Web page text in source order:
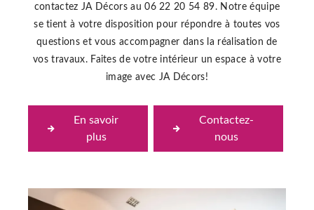
contactez JA Décors au 06 22 20 54 89. Notre équipe
se tient à votre disposition pour répondre à toutes vos
questions et vous accompagner dans la réalisation de
vos travaux. Faites de votre intérieur un espace à votre
image avec JA Décors!
En savoir
plus
Contactez-
nous